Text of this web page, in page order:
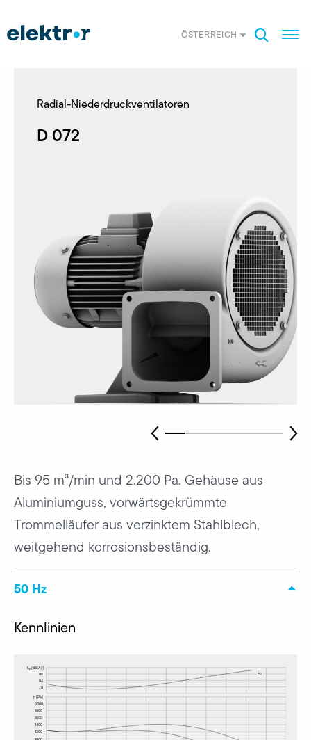
ÖSTERREICH
Radial-Niederdruckventilatoren
D 072
Bis 95 m³/min und 2.200 Pa. Gehäuse aus
Aluminiumguss, vorwärtsgekrümmte
Trommelläufer aus verzinktem Stahlblech,
weitgehend korrosionsbeständig.
50 Hz
Kennlinien